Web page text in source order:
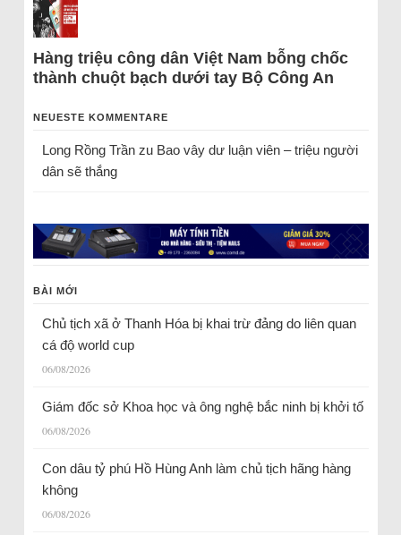
Hàng triệu công dân Việt Nam bỗng chốc
thành chuột bạch dưới tay Bộ Công An
NEUESTE KOMMENTARE
Long Rồng Trầnzu Bao vây dư luận viên – triệu người
dân sẽ thắng
BÀI MỚI
Chủ tịch xã ở Thanh Hóa bị khai trừ đảng do liên quan
cá độ world cup
06/08/2026
Giám đốc sở Khoa học và ông nghệ bắc ninh bị khởi tố
06/08/2026
Con dâu tỷ phú Hồ Hùng Anh làm chủ tịch hãng hàng
không
06/08/2026